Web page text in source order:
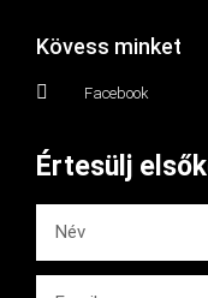
Kövess minket
Facebook
Értesülj